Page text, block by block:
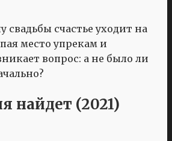
свадьбы счастье уходит на
место упрекам и
вопрос: а не было ли
найдет (2021)